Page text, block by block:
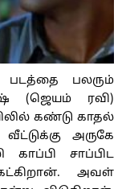
படத்தை பலரும்
(ஜெயம் ரவி)
கண்டு காதல்
அருகே
சாப்பிட
அவள்